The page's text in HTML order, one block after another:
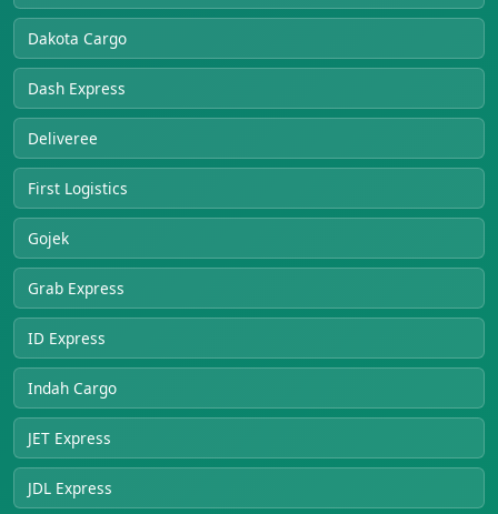
Dakota Cargo
Dash Express
Deliveree
First Logistics
Gojek
Grab Express
ID Express
Indah Cargo
JET Express
JDL Express